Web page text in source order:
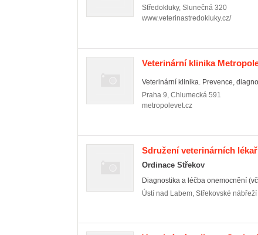
Středokluky, Slunečná 320
www.veterinastredokluky.cz/
Veterinární klinika
Veterinární klinika. Prevence,
Praha 9, Chlumecká 591
metropolevet.cz
Sdružení veterinárních
Ordinace Střekov
Diagnostika a léčba onemocnění
Ústí nad Labem, Střekovské